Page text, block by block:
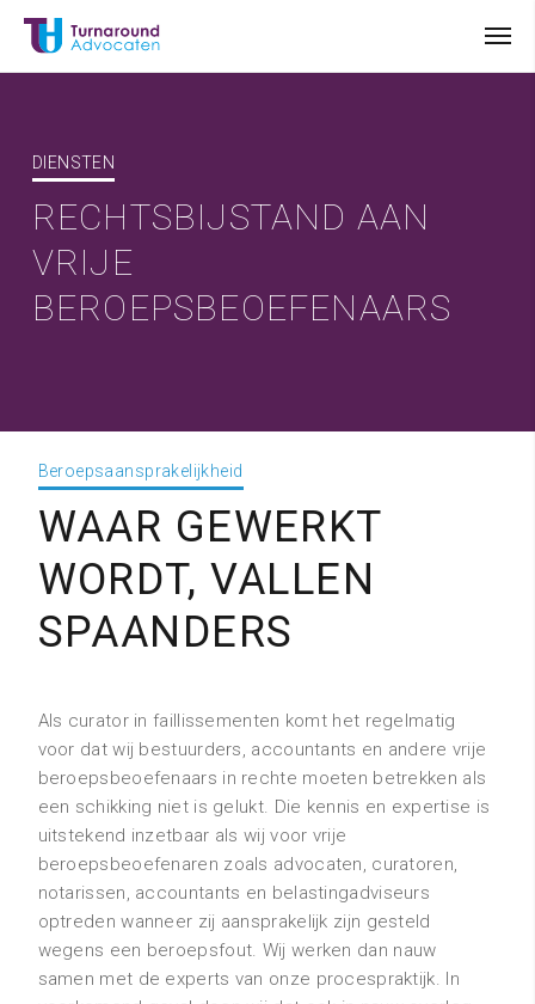
DIENSTEN
RECHTSBIJSTAND AAN
VRIJE
BEROEPSBEOEFENAARS
Beroepsaansprakelijkheid
WAAR GEWERKT
WORDT, VALLEN
SPAANDERS
Als curator in faillissementen komt het regelmatig
voor dat wij bestuurders, accountants en andere vrije
beroepsbeoefenaars in rechte moeten betrekken als
een schikking niet is gelukt. Die kennis en expertise is
uitstekend inzetbaar als wij voor vrije
beroepsbeoefenaren zoals advocaten, curatoren,
notarissen, accountants en belastingadviseurs
optreden wanneer zij aansprakelijk zijn gesteld
wegens een beroepsfout. Wij werken dan nauw
samen met de experts van onze procespraktijk. In